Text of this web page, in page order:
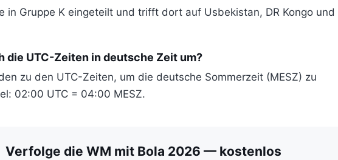
in Gruppe K eingeteilt und trifft dort auf Usbekistan, DR Kongo und
die UTC-Zeiten in deutsche Zeit um?
zu den UTC-Zeiten, um die deutsche Sommerzeit (MESZ) zu
02:00 UTC = 04:00 MESZ.
Verfolge die WM mit Bola 2026 — kostenlos